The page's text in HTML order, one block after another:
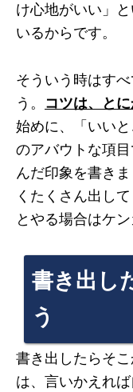
け心地がいい」
いるからです。
そういう時はす
う。 コツは、と
始めに、「いい
のアバウトな項
んだ印象を書き
くたくさん出し
とやる場合はケ
書き出し
う
書き出したらそ
は、言いかえれ